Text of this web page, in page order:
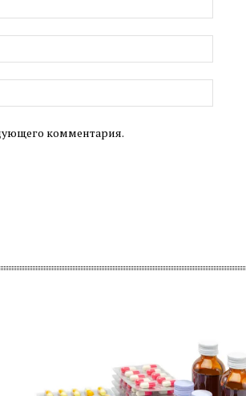
почта:*
Сайт:
комментария.